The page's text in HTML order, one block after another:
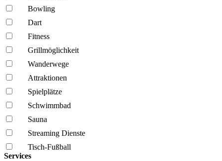
Bowling
Dart
Fitness
Grillmöglich­keit
Wanderwege
Attraktionen
Spielplätze
Schwimmbad
Sauna
Streaming Dienste
Tisch-Fußball
Services